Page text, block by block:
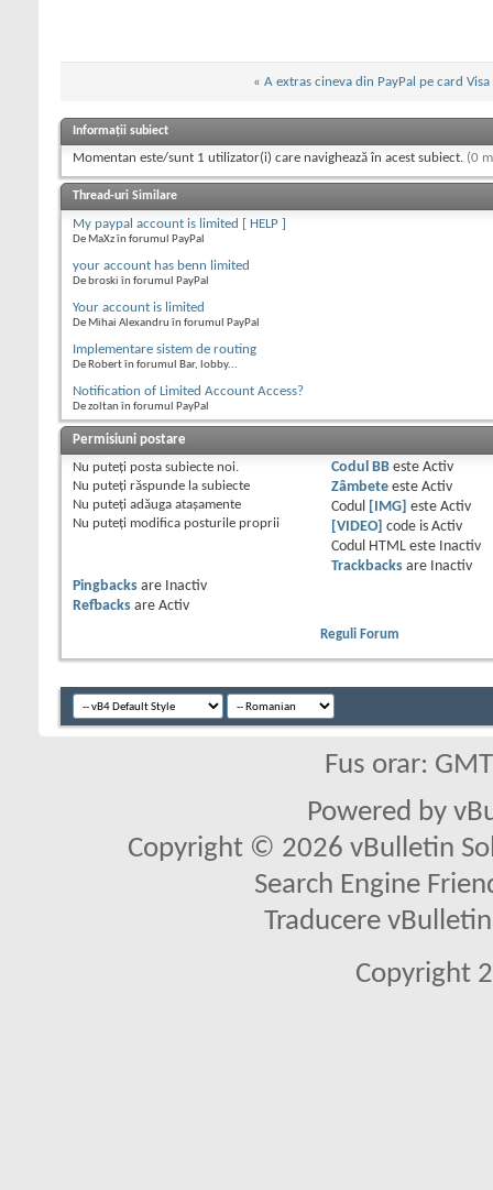
« A extras cineva din PayPal pe card
Informații subiect
Momentan este/sunt 1 utilizator(i) care navighează în acest subiect. (0
Thread-uri Similare
My paypal account is limited [ HELP ]
De MaXz în forumul PayPal
your account has benn limited
De broski în forumul PayPal
Your account is limited
De Mihai Alexandru în forumul PayPal
Implementare sistem de routing
De Robert în forumul Bar, lobby...
Notification of Limited Account Access?
De zoltan în forumul PayPal
Permisiuni postare
Nu puteţi posta subiecte noi.
Nu puteţi răspunde la subiecte
Nu puteţi adăuga ataşamente
Nu puteţi modifica posturile proprii
Codul BBeste Activ
Zâmbeteeste Activ
Codul
[IMG] este Activ
[VIDEO] code is Activ
Codul HTML este
Inactiv
Trackbacksare
Inactiv
Pingbacks are
Inactiv
Refbacks are Activ
Reguli Forum
Fus orar:
Powered by
Copyright © 2026 vBulletin
Search Engine
Traducere
Copyright